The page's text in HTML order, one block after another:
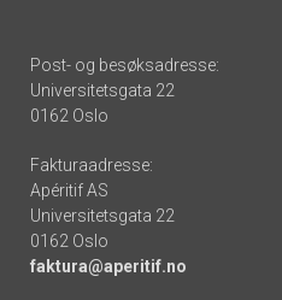
Post- og besøksadresse:
Universitetsgata 22
0162 Oslo
Fakturaadresse:
Apéritif AS
Universitetsgata 22
0162 Oslo
faktura@aperitif.no